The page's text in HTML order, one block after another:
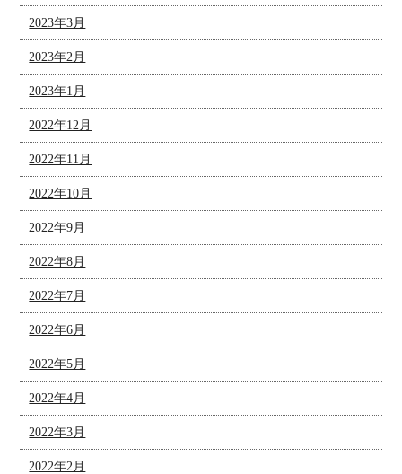
2023年3月
2023年2月
2023年1月
2022年12月
2022年11月
2022年10月
2022年9月
2022年8月
2022年7月
2022年6月
2022年5月
2022年4月
2022年3月
2022年2月